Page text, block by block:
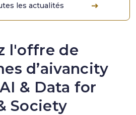
les actualités
l'offre de
d’aivancity
& Data for
Society